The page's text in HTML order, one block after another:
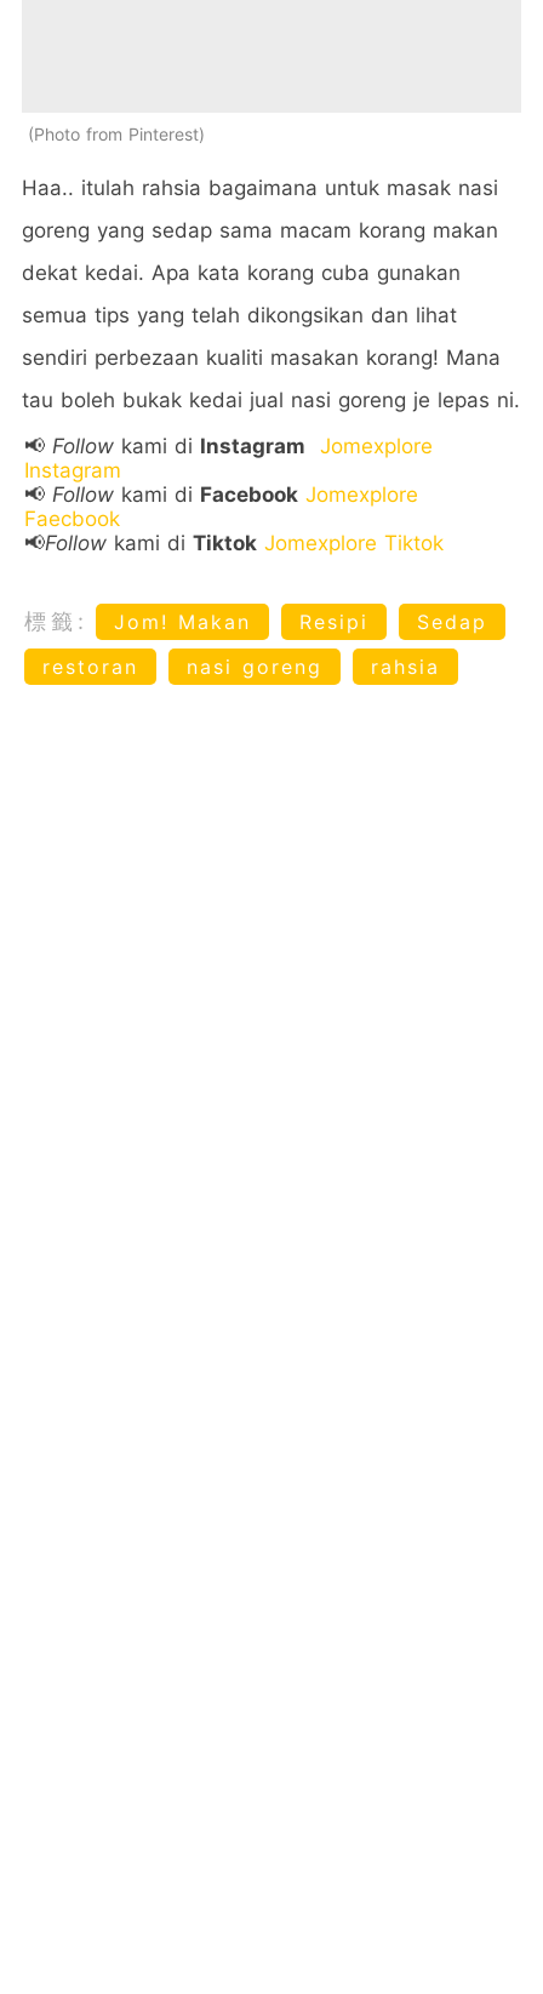
Photo from Pinterest
Haa.. itulah rahsia bagaimana untuk masak nasi
goreng yang sedap sama macam korang makan
dekat kedai. Apa kata korang cuba gunakan
semua tips yang telah dikongsikan dan lihat
sendiri perbezaan kualiti masakan korang! Mana
tau boleh bukak kedai jual nasi goreng je lepas ni.
📢 Follow kami di Instagram
Jomexplore
Instagram
📢 Follow kami di Facebook Jomexplore
Faecbook
📢Follow kami di Tiktok Jomexplore Tiktok
標籤: Jom! Makan Resipi
Sedap
restoran
nasi goreng rahsia